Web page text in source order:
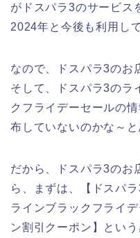
がドスパラ3のサービス
2024年と今後も利用し
なので、ドスパラ3のお
そして、ドスパラ3のラ
クフライデーセールの
布していないのかな～と
だから、ドスパラ3のお
ら、まずは、【ドスパ
ラインブラックフライ
ン割引クーポン】とい